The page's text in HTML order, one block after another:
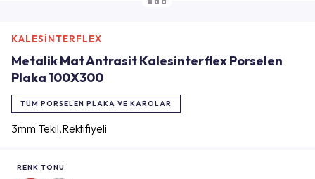
KALESİNTERFLEX
Metalik Mat Antrasit Kalesinterflex Porselen
Plaka 100X300
TÜM PORSELEN PLAKA VE KAROLAR
3mm Tekil,Rektifiyeli
RENK TONU